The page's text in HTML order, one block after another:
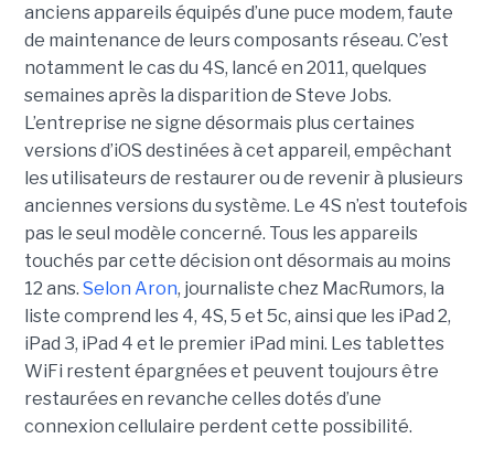
anciens appareils équipés d’une puce modem, faute
de maintenance de leurs composants réseau. C’est
notamment le cas du 4S, lancé en 2011, quelques
semaines après la disparition de Steve Jobs.
L’entreprise ne signe désormais plus certaines
versions d’iOS destinées à cet appareil, empêchant
les utilisateurs de restaurer ou de revenir à plusieurs
anciennes versions du système. Le 4S n’est toutefois
pas le seul modèle concerné. Tous les appareils
touchés par cette décision ont désormais au moins
12 ans. Selon Aron, journaliste chez MacRumors, la
liste comprend les 4, 4S, 5 et 5c, ainsi que les iPad 2,
iPad 3, iPad 4 et le premier iPad mini. Les tablettes
WiFi restent épargnées et peuvent toujours être
restaurées en revanche celles dotés d’une
connexion cellulaire perdent cette possibilité.